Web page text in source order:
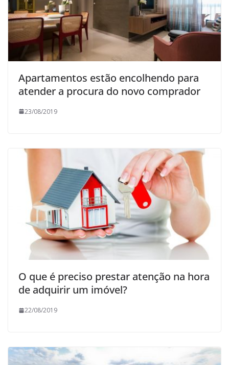
Apartamentos estão encolhendo para
atender a procura do novo comprador
23/08/2019
O que é preciso prestar atenção na hora
de adquirir um imóvel?
22/08/2019